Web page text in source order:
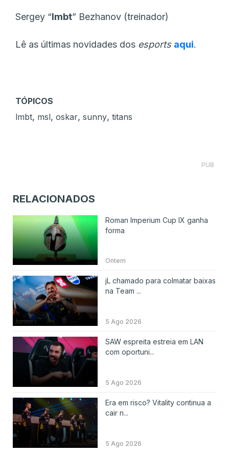
Sergey “⁠lmbt⁠” Bezhanov (treinador)
Lê as últimas novidades dos esports aqui.
TÓPICOS
lmbt, msl, oskar, sunny, titans
PUB
RELACIONADOS
Roman Imperium Cup IX ganha
forma
Ontem
jL chamado para colmatar baixas
na Team ...
5 Ago 2026
SAW espreita estreia em LAN
com oportuni...
5 Ago 2026
Era em risco? Vitality continua a
cair n...
5 Ago 2026